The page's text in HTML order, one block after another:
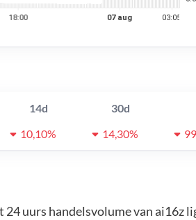
14d 30d
10,10% 14,30%
24 uurs handelsvolume van ai16z